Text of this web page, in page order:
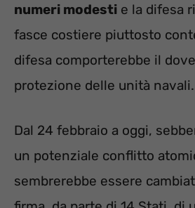
numeri modesti e la difesa
fasce costiere piuttosto
difesa comporterebbe il
protezione delle unità navali.
Dal 24 febbraio a oggi,
un potenziale conflitto
sembrerebbe essere